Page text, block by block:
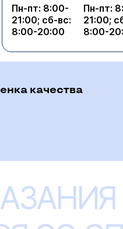
Пн-пт: 8:00-
21:00; сб-вс:
8:00-20:00
Пн-пт:
21:00;
8:00-
качества